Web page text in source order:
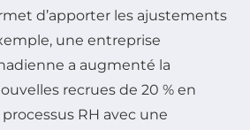
d’apporter les ajustements
une entreprise
a augmenté la
recrues de 20 % en
RH avec une